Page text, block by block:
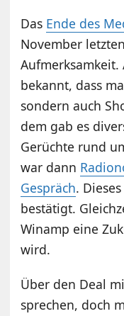
Das Ende des
November
Aufmerksamkeit.
bekannt, dass
sondern auch
dem gab es
Gerüchte rund
war dann
Gespräch.
bestätigt.
Winamp eine
wird.
Über den Deal
sprechen, doch